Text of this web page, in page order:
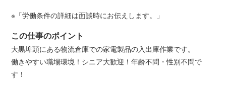
※「労働条件の詳細は面談時にお伝えします。」
この仕事のポイント
大黒埠頭にある物流倉庫での家電製品の入出庫作業です。
働きやすい職場環境！シニア大歓迎！年齢不問・性別不問で
す！